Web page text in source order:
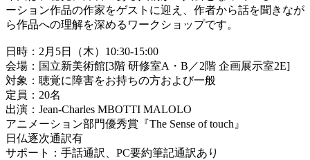
ーション作品の作家をゲストに迎え、作者から話を聞きなが
ら作品への理解を深めるワークショップです。
日時：2月5日（木）10:30-15:00
会場：国立新美術館[3階 研修室A・B／2階 企画展示室2E]
対象：聴覚に障害をお持ちの方および一般
定員：20名
出演：Jean-Charles MBOTTI MALOLO
アニメーション部門優秀賞『The Sense of touch』
日仏逐次通訳有
サポート：手話通訳、PC要約筆記通訳あり